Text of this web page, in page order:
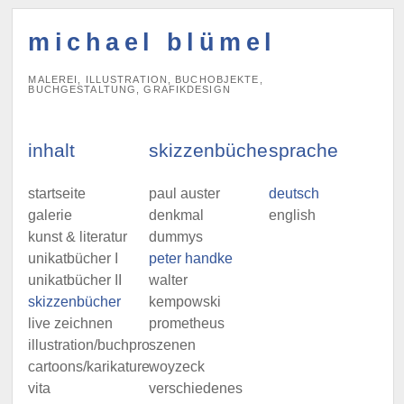
michael blümel
MALEREI, ILLUSTRATION, BUCHOBJEKTE,
BUCHGESTALTUNG, GRAFIKDESIGN
inhalt
startseite
galerie
kunst & literatur
unikatbücher I
unikatbücher II
skizzenbücher
live zeichnen
illustration/buchprojekte
cartoons/karikaturen
vita
skizzenbücher
paul auster
denkmal
dummys
peter handke
walter
kempowski
prometheus
szenen
woyzeck
verschiedenes
sprache
deutsch
english